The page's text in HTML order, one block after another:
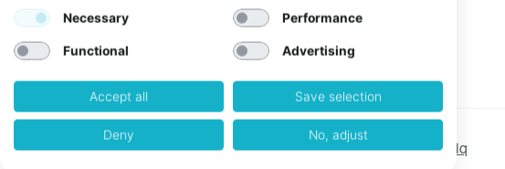
Add to calendar
22nd Google Cloud Meetup by happtiq
Necessary Performance
Functional Advertising
Accept all Save selection
Deny No, adjust